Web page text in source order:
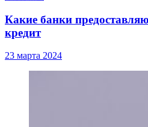
Какие банки
кредит
23 марта 2024